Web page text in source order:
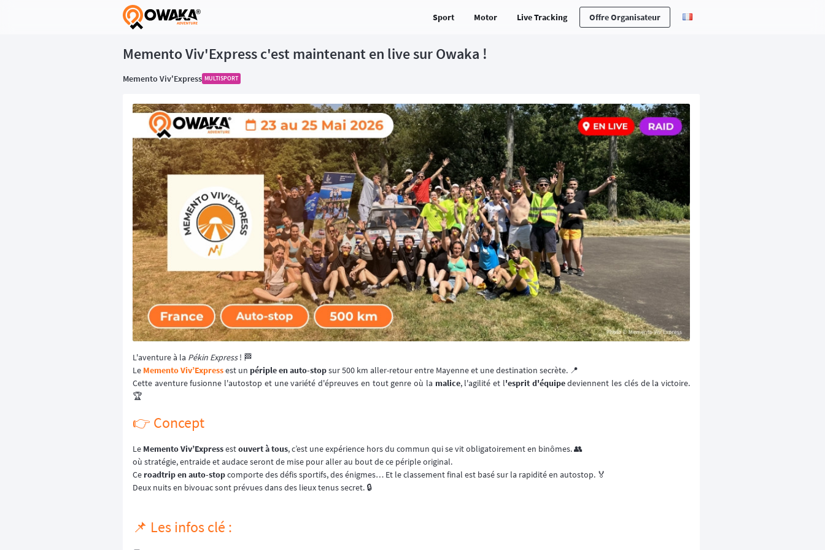
® Sport Motor Live Tracking Offre Organisateur
Memento Viv'Express c'est maintenant en live sur Owaka !
Memento Viv'Express MULTISPORT
L'aventure à la Pékin Express! 🏁
Le Memento Viv’Expressest un périple en auto-stopsur 500 km aller-retour entre Mayenne et une destination secrète. 📍
Cette aventure fusionne l'autostop et une variété d'épreuves en tout genre où la malice, l'agilité et l'esprit d'équipedeviennent les clés de la victoire.
🏆
👉 Concept
Le Memento Viv’Expressestouvert à tous, c’est une expérience hors du commun qui se vit obligatoirement en binômes. 👥
où stratégie, entraide et audace seront de mise pour aller au bout de ce périple original.
Ce roadtrip en auto-stopcomporte des défis sportifs, des énigmes… Et le classement final est basé sur la rapidité en autostop. 🏅
Deux nuits en bivouac sont prévues dans des lieux tenus secret. 🔒
📌 Les infos clé :